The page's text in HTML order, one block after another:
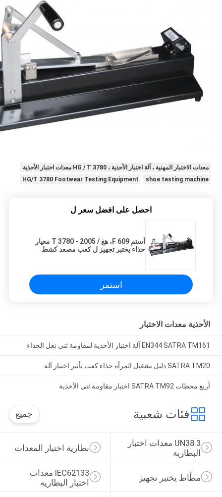
معدات الاختبار المهنية ، آلة اختبار الأحذية ، HG / T 3780 معدات اختبار الأحذية
shoe testing machine
HG/T 3780 Footwear Testing Equipment
احصل على افضل سعر ل
أستم F 609، هغ / T 3780 - 2005 معيار
حذاء يختبر تجهيز ل كعب مصعد كشط
استمر
الأحذية معدات الاختبار
EN344 SATRA TM161 آلة اختبار الأحذية لمقاومة ثني نعل الحذاء
SATRA TM20 دليل تشغيل المرأة حذاء كعب تأثير اختبار آلة
أربع محطات SATRA TM92 اختبار مقاومة ثني الأحذية
فئات شعبية جميع
بطارية اختبار المعدات
UN38.3 معدات اختبار
البطارية
IEC62133 معدات
اختبار البطارية
مطّاط يختبر تجهيز